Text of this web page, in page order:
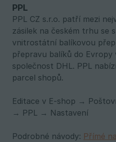
PPL
PPL CZ s.r.o. patří mezi
zásilek na českém trhu se
vnitrostátní balíkovou
přepravu balíků do
společnost DHL. PPL
parcel shopů.
Editace v E-shop →
→ PPL → Nastavení
Podrobné návody: Přímé